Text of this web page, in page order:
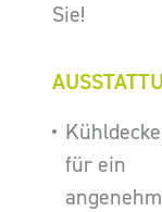
Sie!
für ein